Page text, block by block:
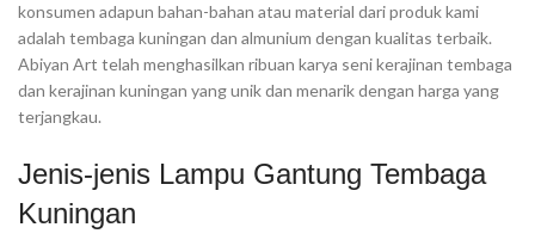
konsumen adapun bahan-bahan atau material dari produk kami
adalah tembaga kuningan dan almunium dengan kualitas terbaik.
Abiyan Art telah menghasilkan ribuan karya seni kerajinan tembaga
dan kerajinan kuningan yang unik dan menarik dengan harga yang
terjangkau.
Jenis-jenis Lampu Gantung Tembaga
Kuningan